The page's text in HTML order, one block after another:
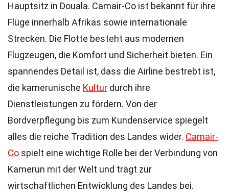
Hauptsitz in Douala. Camair-Co ist bekannt für ihre
Flüge innerhalb Afrikas sowie internationale
Strecken. Die Flotte besteht aus modernen
Flugzeugen, die Komfort und Sicherheit bieten. Ein
spannendes Detail ist, dass die Airline bestrebt ist,
die kamerunische Kultur durch ihre
Dienstleistungen zu fördern. Von der
Bordverpflegung bis zum Kundenservice spiegelt
alles die reiche Tradition des Landes wider. Camair-
Co spielt eine wichtige Rolle bei der Verbindung von
Kamerun mit der Welt und trägt zur
wirtschaftlichen Entwicklung des Landes bei.